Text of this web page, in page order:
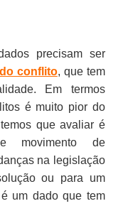
precisam ser
conflito, que tem
Em termos
é muito pior do
que avaliar é
movimento de
na legislação
ou para um
um dado que tem